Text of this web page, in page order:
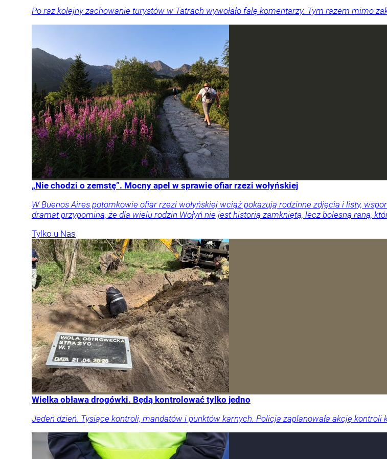
Po raz kolejny zachowanie turystów w Tatrach wywołało falę komentarzy. Tym razem mimo
„Nie chodzi o zemstę”. Mocny apel w sprawie ofiar rzezi wołyńskiej
W Buenos Aires potomkowie ofiar rzezi wołyńskiej wciąż pokazują rodzinne zdjęcia i listy,
dramat przypomina, że dla wielu rodzin Wołyń nie jest historią zamkniętą, lecz bolesną raną,
Tylko u Nas
Wielka obława drogówki. Będą kontrolować tylko jedno
Jeden dzień. Tysiące kontroli, mandatów i punktów karnych. Policja zaplanowała akcję kontroli